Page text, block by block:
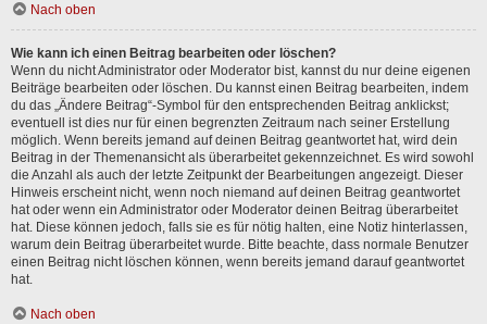
Nach oben
Wie kann ich einen Beitrag bearbeiten oder löschen?
Wenn du nicht Administrator oder Moderator bist, kannst du nur deine eigenen
Beiträge bearbeiten oder löschen. Du kannst einen Beitrag bearbeiten, indem
du das „Ändere Beitrag“-Symbol für den entsprechenden Beitrag anklickst;
eventuell ist dies nur für einen begrenzten Zeitraum nach seiner Erstellung
möglich. Wenn bereits jemand auf deinen Beitrag geantwortet hat, wird dein
Beitrag in der Themenansicht als überarbeitet gekennzeichnet. Es wird sowohl
die Anzahl als auch der letzte Zeitpunkt der Bearbeitungen angezeigt. Dieser
Hinweis erscheint nicht, wenn noch niemand auf deinen Beitrag geantwortet
hat oder wenn ein Administrator oder Moderator deinen Beitrag überarbeitet
hat. Diese können jedoch, falls sie es für nötig halten, eine Notiz hinterlassen,
warum dein Beitrag überarbeitet wurde. Bitte beachte, dass normale Benutzer
einen Beitrag nicht löschen können, wenn bereits jemand darauf geantwortet
hat.
Nach oben